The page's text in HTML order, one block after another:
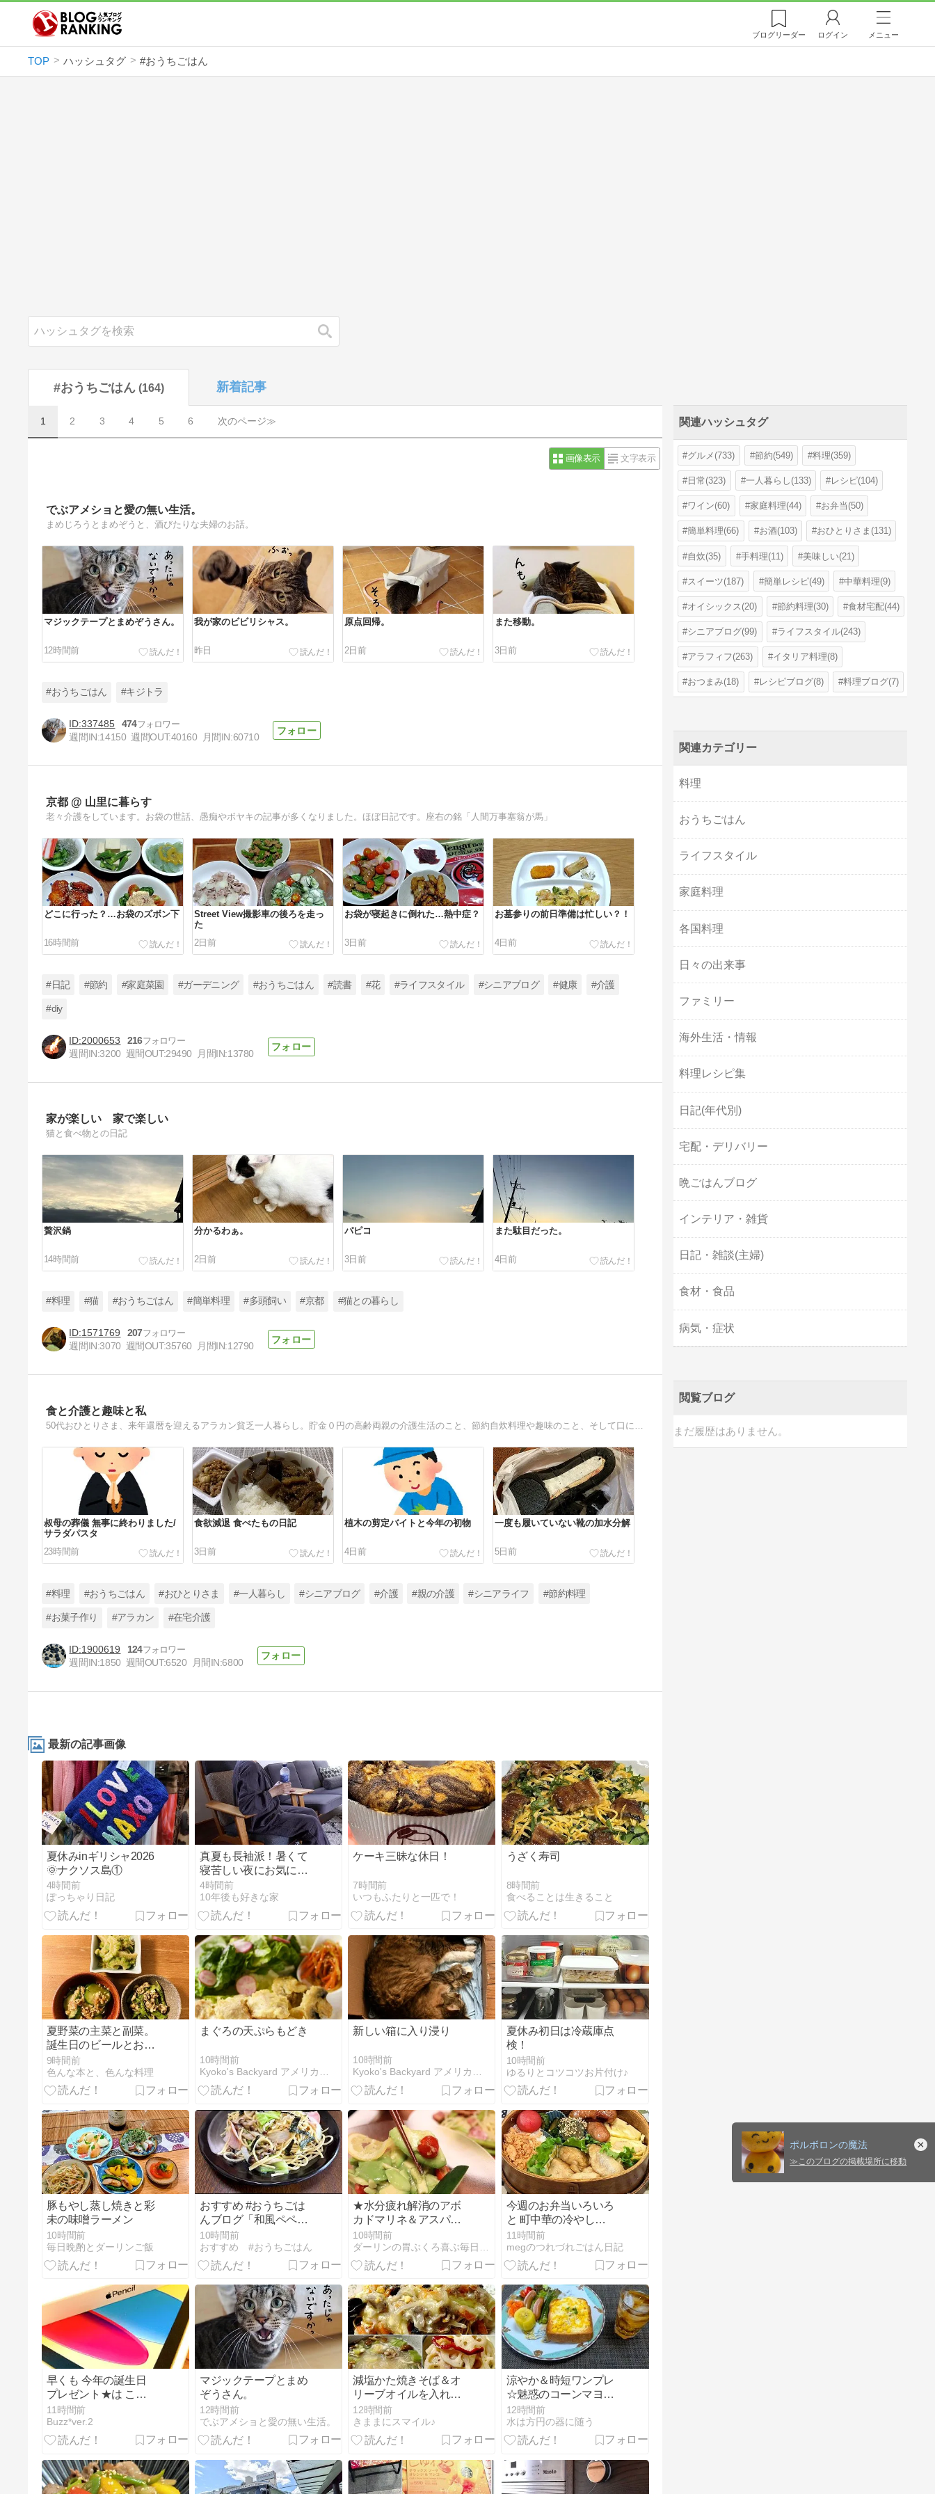
ブログリーダー ログイン メニュー
ポルボロンの魔法
≫このブログの掲載場所に移動
TOP ハッシュタグ #おうちごはん
検索
#おうちごはん 164 新着記事
1 2 3 4 5 6 次のページ≫
画像表示 文字表示
でぶアメショと愛の無い生活。
まめじろうとまめぞうと、酒びたりな夫婦のお話。
マジックテープとまめぞうさん。
12時間前
我が家のビビリシャス。
昨日
原点回帰。
2日前
また移動。
3日前
#おうちごはん #キジトラ
337485
474
週間IN:14150 週間OUT:40160 月間IN:60710
京都 @ 山里に暮らす
老々介護をしています。お袋の世話、愚痴やボヤキの記事が多くなりました。ほぼ日記です。座右の銘「人間万事塞翁が馬」
どこに行った？…お袋のズボン下
16時間前
Street View撮影車の後ろを走っ
た
2日前
お袋が寝起きに倒れた…熱中症？
3日前
お墓参りの前日準備は忙しい？！
4日前
もう少し広いキッチンが欲しい！
#日記 #節約 #家庭菜園 #ガーデニング #おうちごはん #読書 #花 #ライフスタイル #シニアブログ #健康 #介護
#diy
2000653
216
週間IN:3200 週間OUT:29490 月間IN:13780
家が楽しい 家で楽しい
猫と食べ物との日記
贅沢鍋
14時間前
分かるわぁ。
2日前
パピコ
3日前
また駄目だった。
4日前
#料理 #猫 #おうちごはん #簡単料理 #多頭飼い #京都 #猫との暮らし
1571769
207
週間IN:3070 週間OUT:35760 月間IN:12790
食と介護と趣味と私
50代おひとりさま、来年還暦を迎えるアラカン貧乏一人暮らし。貯金０円の高齢両親の介護生活のこと、節約自炊料理や趣味のこと、そして口に出しては決して言えない心の吐き出し日記ブログです
叔母の葬儀 無事に終わりました/
サラダパスタ
23時間前
食欲減退 食べたもの日記
3日前
植木の剪定バイトと今年の初物
4日前
一度も履いていない靴の加水分解
5日前
売れない時は売れない オークシ
ョン出品の結果
#料理 #おうちごはん #おひとりさま #一人暮らし #シニアブログ #介護 #親の介護 #シニアライフ #節約料理
#お菓子作り #アラカン #在宅介護
1900619
124
週間IN:1850 週間OUT:6520 月間IN:6800
最新の記事画像
夏休みinギリシャ2026
🌞ナクソス島①
4時間前
ぽっちゃり日記
真夏も長袖派！暑くて
寝苦しい夜にお気に入
りのガーゼルームウェ
ア［PR］
4時間前
10年後も好きな家
ケーキ三昧な休日！
7時間前
いつもふたりと一匹で！
うざく寿司
8時間前
食べることは生きること
夏野菜の主菜と副菜。
誕生日のビールとお菓
子
9時間前
色んな本と、色んな料理
まぐろの天ぷらもどき
10時間前
新しい箱に入り浸り
10時間前
夏休み初日は冷蔵庫点
検！
10時間前
ゆるりとコツコツお片付け♪
豚もやし蒸し焼きと彩
未の味噌ラーメン
10時間前
毎日晩酌とダーリンご飯
おすすめ #おうちごは
んブログ「和風ペペロ
ンチーノスパゲッティ
ぶなしめじロースハム
キャベツタマネギ海
10時間前
おすすめ #おうちごはん
★水分疲れ解消のアボ
カドマリネ＆アスパラ
ベーコンぺぺロンチー
ノ・#本日のおうちご
はん
10時間前
今週のお弁当いろいろ
と 町中華の冷やし
担々麺♪
11時間前
megのつれづれごはん日記
早くも 今年の誕生日
プレゼント★は これ
に...
11時間前
Buzz*ver.2
マジックテープとまめ
ぞうさん。
12時間前
でぶアメショと愛の無い生活。
減塩かた焼きそば＆オ
リーブオイルを入れ
て！レンコンの酢漬け
等＆庭のケイトウ♪
12時間前
きままにスマイル♪
涼やか＆時短ワンプレ
☆魅惑のコーンマヨチ
ーズトースト♪☆♪☆♪
12時間前
水は方円の器に随う
関連ハッシュタグ
グルメ(733) 節約(549) 料理(359)
日常(323) 一人暮らし(133) レシピ(104)
ワイン(60) 家庭料理(44) お弁当(50)
簡単料理(66) お酒(103) おひとりさま(131)
自炊(35) 手料理(11) 美味しい(21)
スイーツ(187) 簡単レシピ(49) 中華料理(9)
オイシックス(20) 節約料理(30) 食材宅配(44)
シニアブログ(99) ライフスタイル(243)
アラフィフ(263) イタリア料理(8)
おつまみ(18) レシピブログ(8) 料理ブログ(7)
関連カテゴリー
料理
おうちごはん
ライフスタイル
家庭料理
各国料理
日々の出来事
ファミリー
海外生活・情報
料理レシピ集
日記(年代別)
宅配・デリバリー
晩ごはんブログ
インテリア・雑貨
日記・雑談(主婦)
食材・食品
病気・症状
閲覧ブログ
まだ履歴はありません。